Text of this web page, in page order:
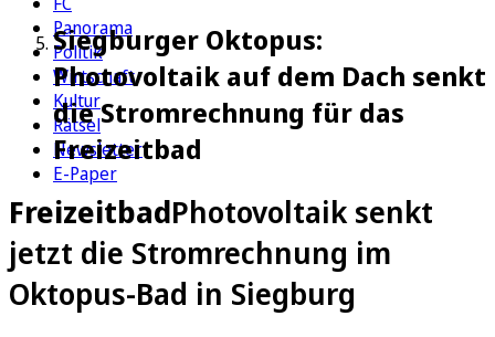
Panorama
Politik
Wirtschaft
Kultur
Rätsel
Newsletter
E-Paper
Siegburger Oktopus:
Photovoltaik auf dem Dach senkt
die Stromrechnung für das
Freizeitbad
FreizeitbadPhotovoltaik senkt
jetzt die Stromrechnung im
Oktopus-Bad in Siegburg